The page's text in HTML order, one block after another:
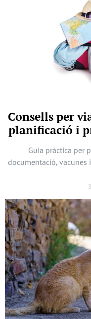
Consells per
planificació i
Guia pràctica per
documentació, vacunes